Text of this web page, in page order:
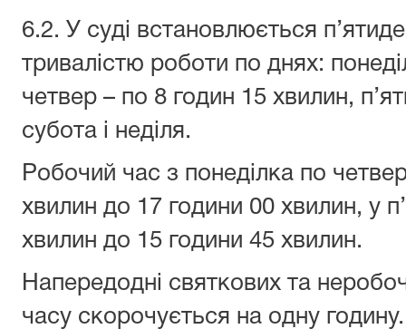
6.2. У суді встановлюється
тривалістю роботи по днях:
четвер – по 8 годин 15 хвилин,
субота і
Робочий час з понеділка по
хвилин до 17 години 00 хвилин, у
хвилин до 15 години 45 хвилин.
Напередодні святкових та
часу скорочується на одну годину.